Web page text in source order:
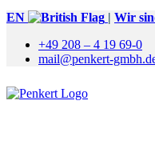
EN | Wir
+49 208 – 4 19 69-0
mail@penkert-